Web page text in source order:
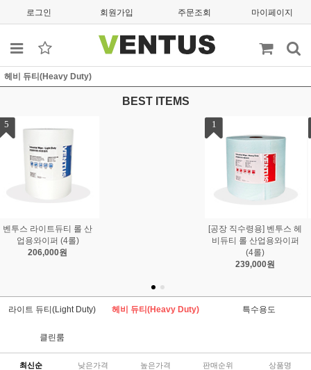
로그인 회원가입 주문조회 마이페이지
헤비 듀티(Heavy Duty)
BEST ITEMS
[공장 직수령용] 벤투스 헤
비듀티 롤 산업용와이퍼
(4롤)
벤투스 라이트듀티 박스
산업용와이퍼 (4박스)
153,000원
라이트 듀티(Light Duty) 헤비 듀티(Heavy Duty) 특수용도
클린룸
최신순 낮은가격 높은가격 판매순위 상품명